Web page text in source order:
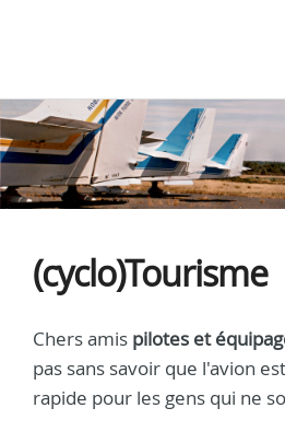
(cyclo)Tourisme
Chers amis pilotes et
pas sans savoir que l'avion
rapide pour les gens qui ne